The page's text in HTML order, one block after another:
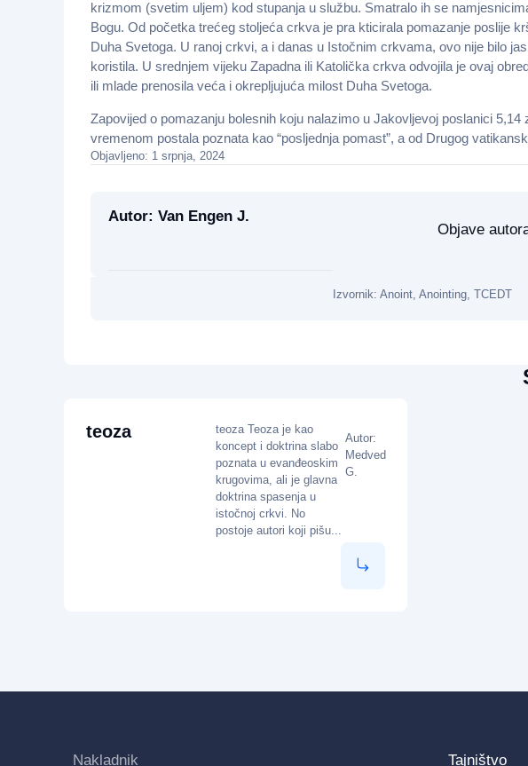
krizmom (svetim uljem) kod stupanja u službu. Smatralo ih se
Bogu. Od početka trećeg stoljeća crkva je pra kticirala pomazanje poslije
Duha Svetoga. U ranoj crkvi, a i danas u Istočnim crkvama, ovo nije bilo
koristila. U srednjem vijeku Zapadna ili Katolička crkva odvojila je ovaj
ili mlade prenosila veća i okrepljujuća milost Duha Svetoga.
Zapovijed o pomazanju bolesnih koju nalazimo u Jakovljevoj poslanici
vremenom postala poznata kao “posljednja pomast”, a od Drugog
Objavljeno: 1 srpnja, 2024
Autor: Van Engen J.
Objave
Izvornik: Anoint, Anointing, TCEDT
teoza
teoza Teoza je kao
koncept i doktrina slabo
poznata u evanđeoskim
krugovima, ali je glavna
doktrina spasenja u
istočnoj crkvi. No
postoje autori koji pišu...
Autor:
Medved
G.
Nakladnik Tajništvo